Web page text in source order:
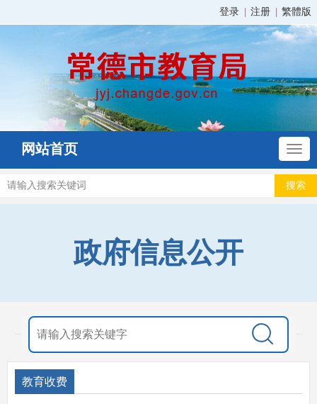
登录 注册 繁體版
网站首页
政府信息公开
教育收费